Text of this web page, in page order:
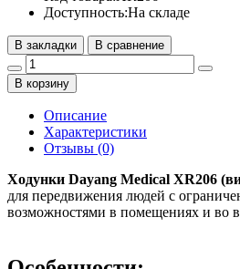
Доступность:На складе
В закладки В сравнение
В корзину
Описание
Характеристики
Отзывы (0)
Ходунки Dayang Medical XR206
для передвижения людей с
возможностями в помещениях и во